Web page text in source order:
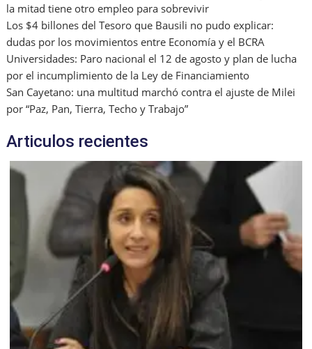
la mitad tiene otro empleo para sobrevivir
Los $4 billones del Tesoro que Bausili no pudo explicar:
dudas por los movimientos entre Economía y el BCRA
Universidades: Paro nacional el 12 de agosto y plan de lucha
por el incumplimiento de la Ley de Financiamiento
San Cayetano: una multitud marchó contra el ajuste de Milei
por “Paz, Pan, Tierra, Techo y Trabajo”
Articulos recientes